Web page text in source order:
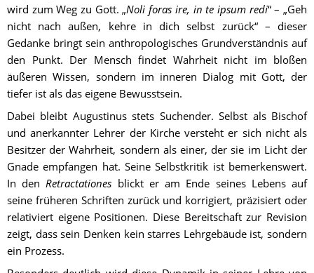
wird zum Weg zu Gott. „Noli foras ire, in te ipsum redi“ – „Geh
nicht nach außen, kehre in dich selbst zurück“ – dieser
Gedanke bringt sein anthropologisches Grundverständnis auf
den Punkt. Der Mensch findet Wahrheit nicht im bloßen
äußeren Wissen, sondern im inneren Dialog mit Gott, der
tiefer ist als das eigene Bewusstsein.
Dabei bleibt Augustinus stets Suchender. Selbst als Bischof
und anerkannter Lehrer der Kirche versteht er sich nicht als
Besitzer der Wahrheit, sondern als einer, der sie im Licht der
Gnade empfangen hat. Seine Selbstkritik ist bemerkenswert.
In den Retractationes blickt er am Ende seines Lebens auf
seine früheren Schriften zurück und korrigiert, präzisiert oder
relativiert eigene Positionen. Diese Bereitschaft zur Revision
zeigt, dass sein Denken kein starres Lehrgebäude ist, sondern
ein Prozess.